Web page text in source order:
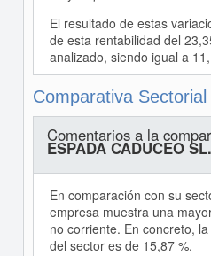
El resultado de estas
de esta rentabilidad del
analizado, siendo igual a
Comparativa Sectorial
Comentarios a la
ESPADA CADUCEO SL.
En comparación con su
empresa muestra una
no corriente. En concreto,
del sector es de 15,87 %.